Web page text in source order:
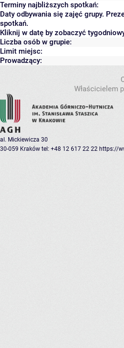
Terminy najbliższych spotkań:
Daty odbywania się zajęć grupy.
spotkań.
Kliknij w datę by zobaczyć
Liczba osób w grupie:
Limit miejsc:
Prowadzący:
Właścicielem
al. Mickiewicza 30
30-059 Kraków tel: +48 12 617 22 22 https://